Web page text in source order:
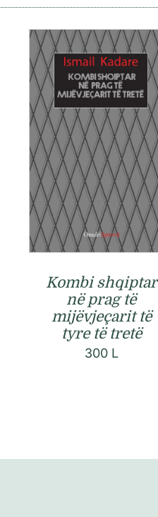
Kombi shqiptar
në prag të
mijëvjeçarit të
tyre të tretë
300 L